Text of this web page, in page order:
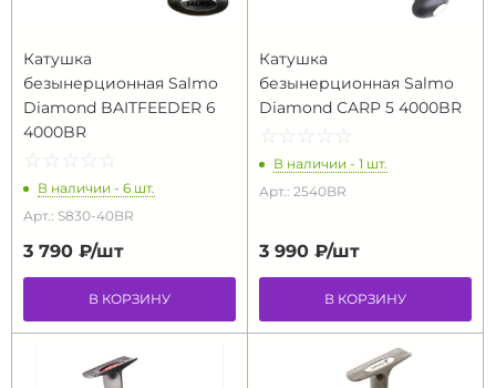
Катушка
безынерционная Salmo
Diamond BAITFEEDER 6
4000BR
☆ ☆ ☆ ☆ ☆
★ ★ ★ ★ ★
В наличии - 6 шт.
Арт.: S830-40BR
3 790 ₽/шт
В КОРЗИНУ
Катушка
безынерционная Salmo
Diamond CARP 5 4000BR
☆ ☆ ☆ ☆ ☆
★ ★ ★ ★ ★
В наличии - 1 шт.
Арт.: 2540BR
3 990 ₽/шт
В КОРЗИНУ